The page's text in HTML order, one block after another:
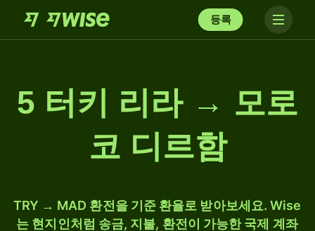
등록
5 터키 리라 → 모로
코 디르함
TRY → MAD 환전을 기준 환율로 받아보세요. Wise
는 현지인처럼 송금, 지불, 환전이 가능한 국제 계좌